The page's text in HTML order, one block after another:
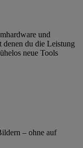
und
du die Leistung
neue Tools
– ohne auf